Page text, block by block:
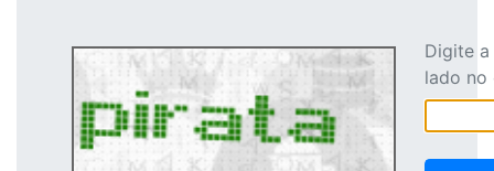
Digite
lado no